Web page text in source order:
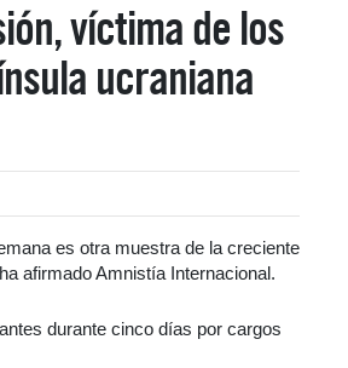
víctima de los
ucraniana
es otra muestra de la creciente
afirmado Amnistía Internacional.
durante cinco días por cargos